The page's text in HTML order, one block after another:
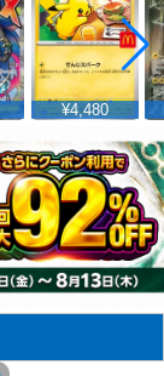
¥4,480